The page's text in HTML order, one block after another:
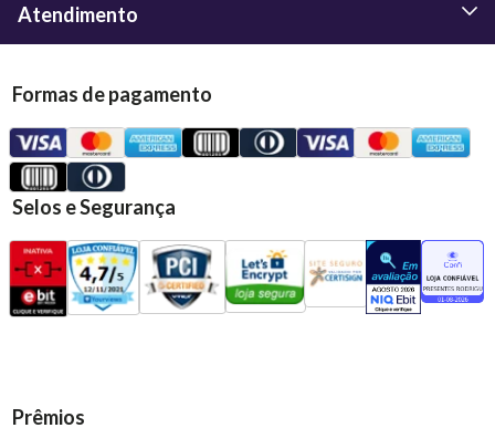
Atendimento
Formas de pagamento
Selos e Segurança
Prêmios